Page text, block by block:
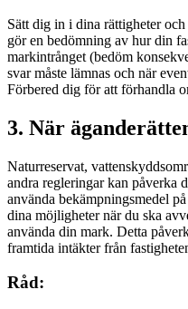
Sätt dig in i dina rättigheter
gör en bedömning av hur din
markintrånget (bedöm
svar måste lämnas och när
Förbered dig för att förhandla
3. När
Naturreservat,
andra regleringar kan påverka
använda bekämpningsmedel
dina möjligheter när du ska
använda din mark. Detta
framtida intäkter från
Råd: